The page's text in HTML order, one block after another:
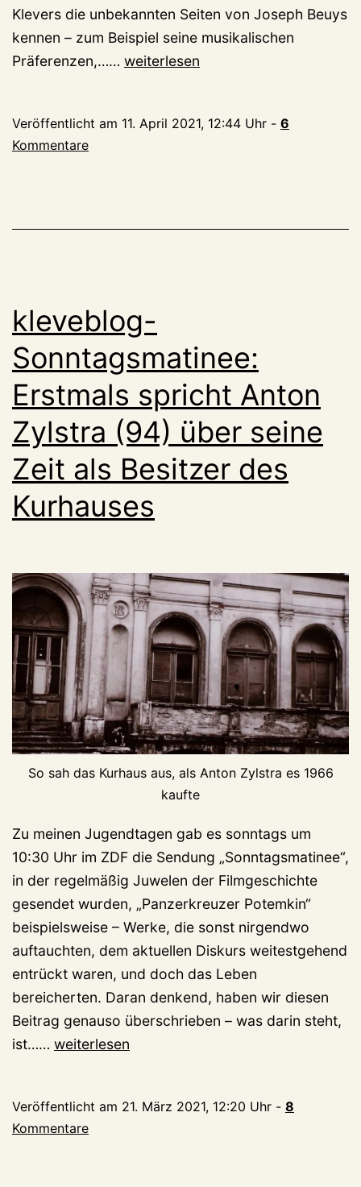
Klevers die unbekannten Seiten von Joseph Beuys
kennen – zum Beispiel seine musikalischen
Präferenzen,…… Wer
denn?
eines
großen
Klevers
weiterlesen
Veröffentlicht am 11. April 2021, 12:44 Uhr - 6
Kommentare
kleveblog-
Sonntagsmatinee:
Erstmals spricht Anton
Zylstra (94) über seine
Zeit als Besitzer des
Kurhauses
So sah das Kurhaus aus, als Anton Zylstra es 1966
kaufte
Zu meinen Jugendtagen gab es sonntags um
10:30 Uhr im ZDF die Sendung „Sonntagsmatinee“,
in der regelmäßig Juwelen der Filmgeschichte
gesendet wurden, „Panzerkreuzer Potemkin“
beispielsweise – Werke, die sonst nirgendwo
auftauchten, dem aktuellen Diskurs weitestgehend
entrückt waren, und doch das Leben
bereicherten. Daran denkend, haben wir diesen
Beitrag genauso überschrieben – was darin steht,
ist…… kleveblog-
spricht
Anton
weiterlesen
Veröffentlicht am 21. März 2021, 12:20 Uhr - 8
Kommentare